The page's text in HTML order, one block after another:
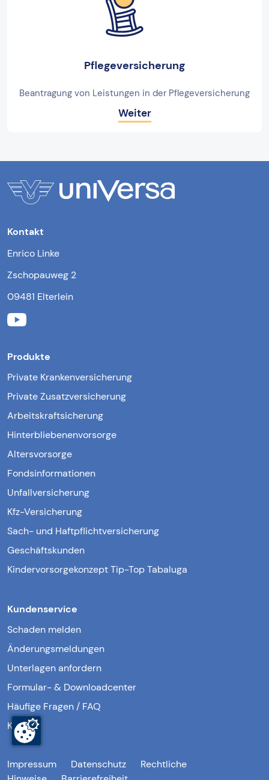
Pflegeversicherung
Beantragung von Leistungen in der Pflegeversicherung
Weiter
Kontakt
Enrico Linke
Zschopauweg 2
09481 Elterlein
Produkte
Private Krankenversicherung
Private Zusatzversicherung
Arbeitskraftsicherung
Hinterbliebenenvorsorge
Altersvorsorge
Fondsinformationen
Unfallversicherung
Kfz-Versicherung
Sach- und Haftpflichtversicherung
Geschäftskunden
Kindervorsorgekonzept Tip-Top Tabaluga
Kundenservice
Schaden melden
Änderungsmeldungen
Unterlagen anfordern
Formular- & Downloadcenter
Häufige Fragen / FAQ
Kontakt
Impressum Datenschutz
Rechtliche